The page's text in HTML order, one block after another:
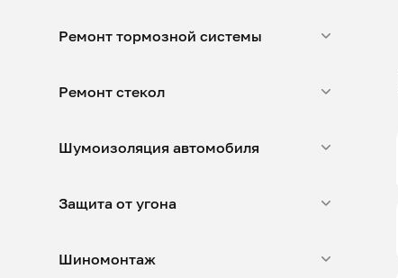
Ремонт тормозной системы
Ремонт стекол
Шумоизоляция автомобиля
Защита от угона
Шиномонтаж